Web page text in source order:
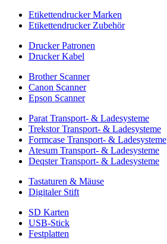
Etikettendrucker Marken
Etikettendrucker Zubehör
Drucker Patronen
Drucker Kabel
Brother Scanner
Canon Scanner
Epson Scanner
Parat Transport- & Ladesysteme
Trekstor Transport- & Ladesysteme
Formcase Transport- & Ladesysteme
Atesum Transport- & Ladesysteme
Deqster Transport- & Ladesysteme
Tastaturen & Mäuse
Digitaler Stift
SD Karten
USB-Stick
Festplatten